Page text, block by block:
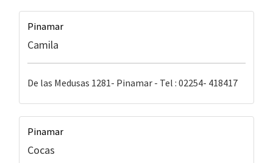
Pinamar
Camila
De las Medusas 1281- Pinamar - Tel : 02254- 418417
Pinamar
Cocas